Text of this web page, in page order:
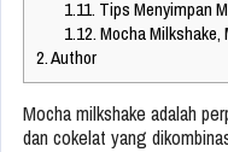
1.11. Tips Menyimpan
1.12.Mocha Milkshake,
2.Author
Mocha milkshake adalah
dan cokelat yang